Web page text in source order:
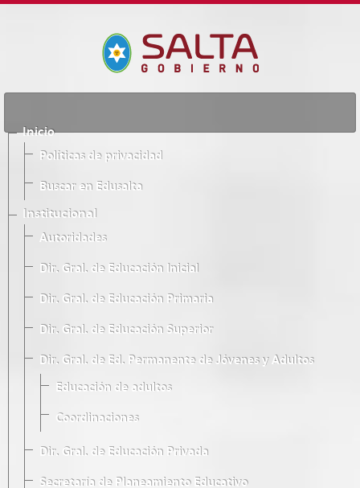
Inicio
Políticas de privacidad
Buscar en Edusalta
Institucional
Autoridades
Dir. Gral. de Educación Inicial
Dir. Gral. de Educación Primaria
Dir. Gral. de Educación Superior
Dir. Gral. de Ed. Permanente de Jóvenes y Adultos
Educación de adultos
Coordinaciones
Dir. Gral. de Educación Privada
Secretaría de Planeamiento Educativo